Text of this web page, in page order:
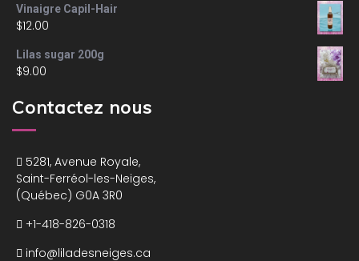
Vinaigre Capil-Hair
$12.00
Lilas sugar 200g
$9.00
Contactez nous
5281, Avenue Royale,
Saint-Ferréol-les-Neiges,
(Québec) G0A 3R0
+1-418-826-0318
info@liladesneiges.ca